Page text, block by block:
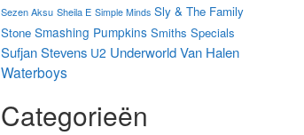
Sezen Aksu Sheila E Simple Minds Sly & The Family
Stone Smashing Pumpkins Smiths Specials
Sufjan Stevens U2 UnderworldVan Halen
Waterboys
Categorieën